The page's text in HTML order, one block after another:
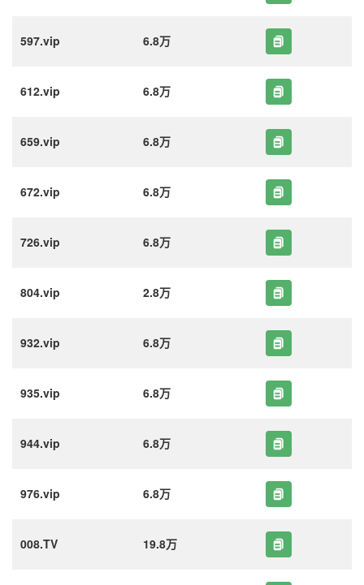
597.vip 6.8万
612.vip 6.8万
659.vip 6.8万
672.vip 6.8万
726.vip 6.8万
804.vip 2.8万
932.vip 6.8万
935.vip 6.8万
944.vip 6.8万
976.vip 6.8万
008.TV 19.8万